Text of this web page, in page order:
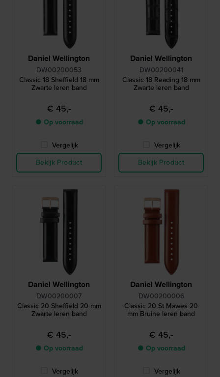
Daniel Wellington
DW00200053
Classic 18 Sheffield 18 mm
Zwarte leren band
€ 45,-
● Op voorraad
Vergelijk
Bekijk Product
Daniel Wellington
DW00200041
Classic 18 Reading 18 mm
Zwarte leren band
€ 45,-
● Op voorraad
Vergelijk
Bekijk Product
Daniel Wellington
DW00200007
Classic 20 Sheffield 20 mm
Zwarte leren band
€ 45,-
● Op voorraad
Vergelijk
Daniel Wellington
DW00200006
Classic 20 St Mawes 20
mm Bruine leren band
€ 45,-
● Op voorraad
Vergelijk